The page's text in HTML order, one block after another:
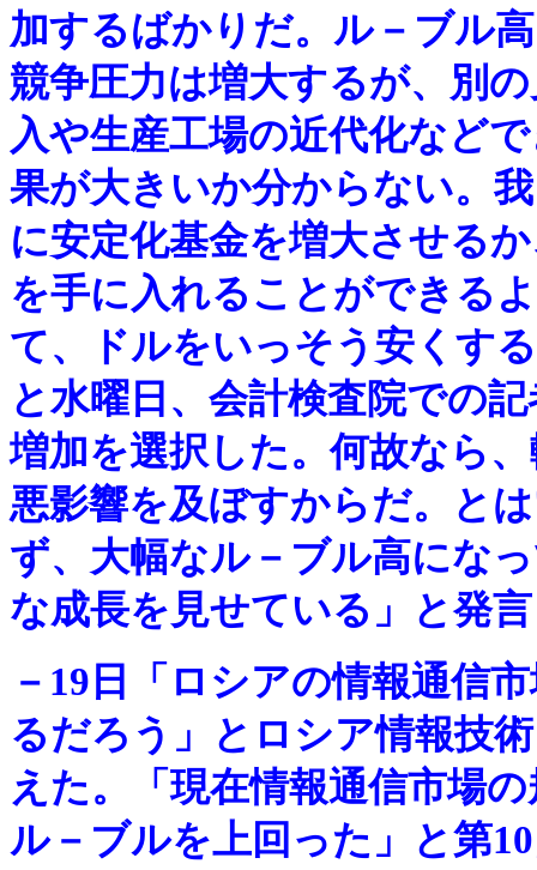
加するばかりだ。ル－ブル
競争圧力は増大するが、別
入や生産工場の近代化など
果が大きいか分からない。
に安定化基金を増大させる
を手に入れることができる
て、ドルをいっそう安くす
と水曜日、会計検査院での
増加を選択した。何故なら
悪影響を及ぼすからだ。と
ず、大幅なル－ブル高にな
な成長を見せている」と発言
－ 19日「ロシアの情報通信
るだろう」とロシア情報技
えた。「現在情報通信市場
ル－ブルを上回った」と第